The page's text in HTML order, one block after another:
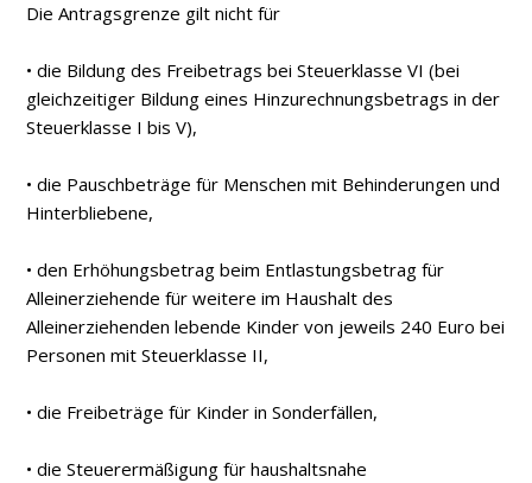
Die Antragsgrenze gilt nicht für
• die Bildung des Freibetrags bei Steuerklasse VI (bei
gleichzeitiger Bildung eines Hinzurechnungsbetrags in der
Steuerklasse I bis V),
• die Pauschbeträge für Menschen mit Behinderungen und
Hinterbliebene,
• den Erhöhungsbetrag beim Entlastungsbetrag für
Alleinerziehende für weitere im Haushalt des
Alleinerziehenden lebende Kinder von jeweils 240 Euro bei
Personen mit Steuerklasse II,
• die Freibeträge für Kinder in Sonderfällen,
• die Steuerermäßigung für haushaltsnahe